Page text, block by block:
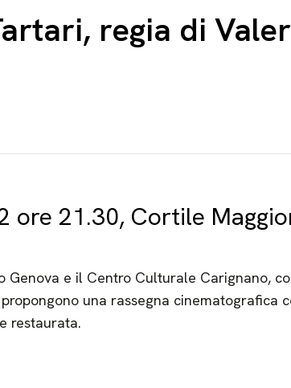
regia di
ore 21.30, Cortile
Genova e il Centro Culturale Carignano,
una rassegna cinematografica
restaurata.